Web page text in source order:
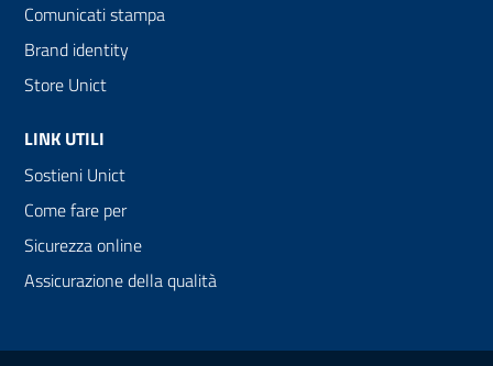
Comunicati stampa
Brand identity
Store Unict
LINK UTILI
Sostieni Unict
Come fare per
Sicurezza online
Assicurazione della qualità